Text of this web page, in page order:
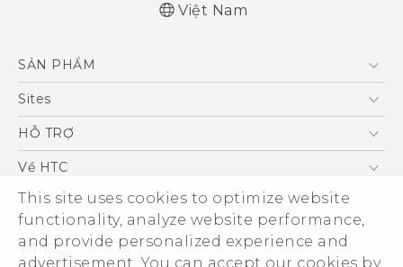
This site uses cookies to optimize website
functionality, analyze website performance,
and provide personalized experience and
advertisement. You can accept our cookies by
Việt Nam
SẢN PHẨM
5G
Điện Thoại Thông Minh
VIVE
Sites
HTC Dev
HỖ TRỢ
Trung tâm hỗ trợ
Hỗ trợ bảo hành HTC
Về HTC
ESG
Nhà đầu tư
Làm việc tại HTC